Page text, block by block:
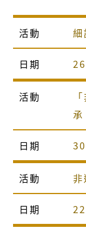
活動 細
日期
活動
日期
活動
日期